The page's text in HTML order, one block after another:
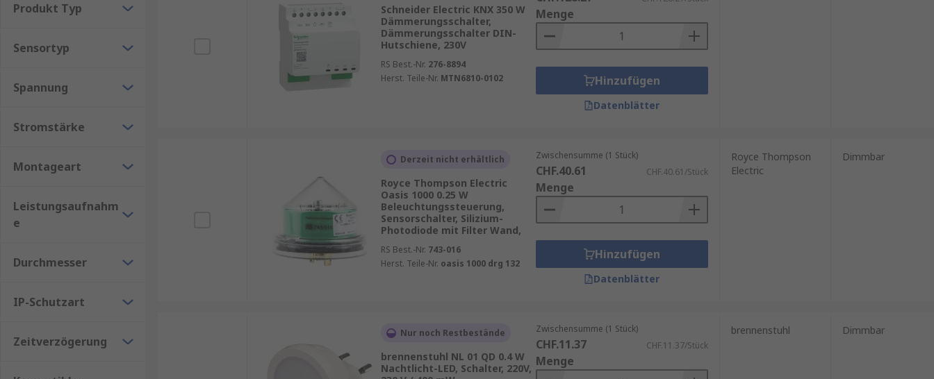
Bedienungsmöglichkeiten ist vielfältig. So können Sie nicht nur die Funktionalität, sondern auch das Erscheinungsbild Ihrer Beleuchtung an Ihre
persönlichen Vorstellungen anpassen.
Anwendungen von Lichtsteuerungen
Notstromleuchten
Klassenzimmer
Restaurants
Konzerte
Produkt Typ
Sensortyp
Spannung
Stromstärke
Montageart
Leistungsaufnahm
e
Durchmesser
IP-Schutzart
Zeitverzögerung
Schneider Electric KNX 350 W
Dämmerungsschalter,
Dämmerungsschalter DIN-
Hutschiene, 230V
RS Best.-Nr. 276-8894
Herst. Teile-Nr. MTN6810-0102
Menge
Hinzufügen
Datenblätter
Derzeit nicht erhältlich
Royce Thompson Electric
Oasis 1000 0.25 W
Beleuchtungssteuerung,
Sensorschalter, Silizium-
Photodiode mit Filter Wand,
RS Best.-Nr. 743-016
Herst. Teile-Nr. oasis 1000 drg 132
Zwischensumme (1 Stück)
CHF.40.61 CHF.40.61/Stück
Menge
Hinzufügen
Datenblätter
Royce Thompson
Electric
Dimmbar
Nur noch Restbestände
brennenstuhl NL 01 QD 0.4 W
Nachtlicht-LED, Schalter, 220V,
Zwischensumme (1 Stück)
CHF.11.37 CHF.11.37/Stück
Menge
brennenstuhl Dimmbar